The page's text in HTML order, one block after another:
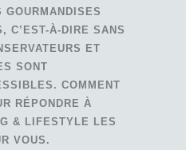
C’EST-À-DIRE SANS
ET
SONT
COMMENT
RÉPONDRE À
& LIFESTYLE LES
VOUS.